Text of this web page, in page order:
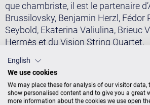
que chambriste, il est le partenaire
Brussilovsky, Benjamin Herzl, Fédor
Seybold, Ekaterina Valiulina, Brieuc
Hermès et du Vision String Quartet.
On l’a entendu régulièrement sur
Musique, France Inter, SRG SSR -
RTS - Espace 2, ORF-Ö1, Radio
qu’à la télévision (Mezzo, TF1, M6).
English
We use cookies
We may place these for analysis of our visitor data,
show personalised content and to give you a great
more information about the cookies we use open